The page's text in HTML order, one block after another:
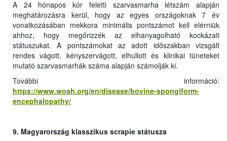
A 24 hónapos kór feletti szarvasmarha létszám alapján
meghatározásra kerül, hogy az egyes országoknak 7 év
vonatkozásában mekkora minimális pontszámot kell elérniük
ahhoz, hogy megőrizzék az elhanyagolható kockázati
státuszukat. A pontszámokat az adott időszakban vizsgált
rendes vágott, kényszervágott, elhullott és klinikai tüneteket
mutató szarvasmarhák száma alapján számolják ki.
További információ:
https://www.woah.org/en/disease/bovine-spongiform-
encephalopathy/
9. Magyarország klasszikus scrapie státusza